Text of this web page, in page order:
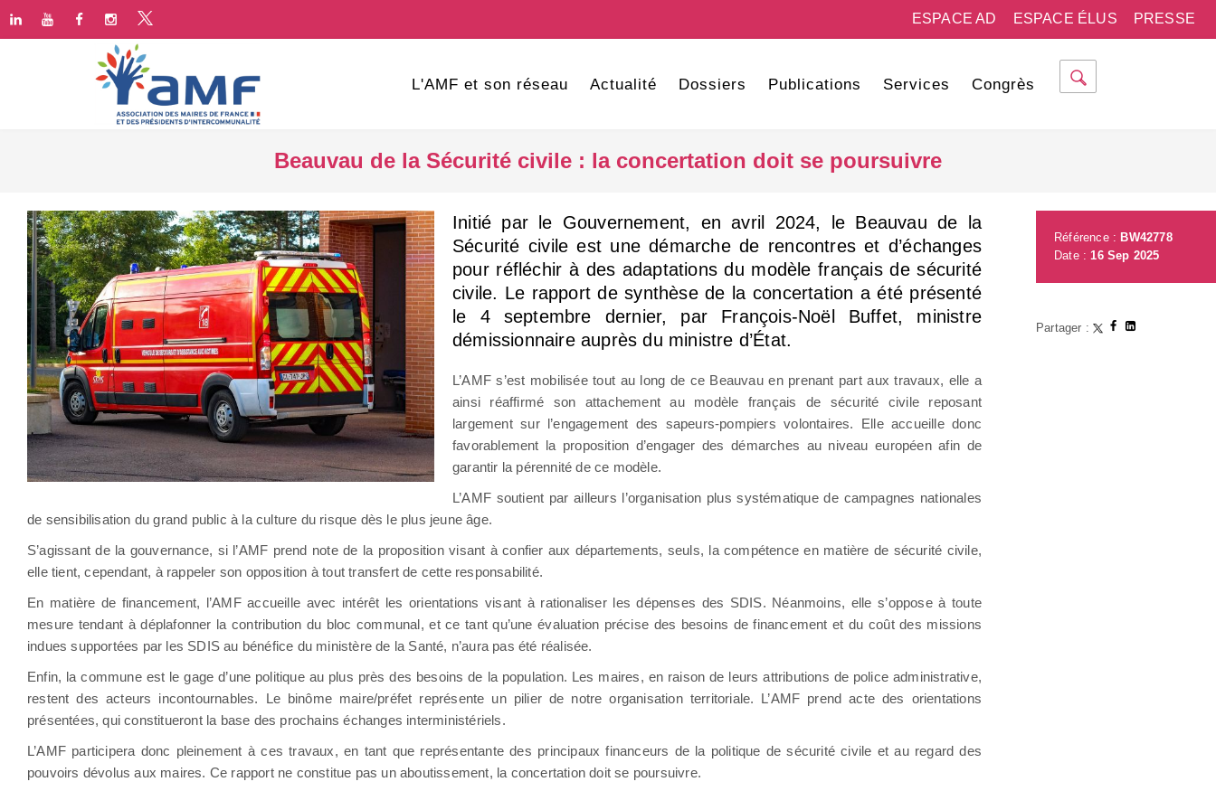
PRESSE
ESPACE ÉLUS
ESPACE AD
L'AMF et son réseau Actualité Dossiers Publications Services Congrès
Beauvau de la Sécurité civile : la concertation doit se poursuivre
Initié par le Gouvernement, en avril 2024, le Beauvau de la
Sécurité civile est une démarche de rencontres et d’échanges
pour réfléchir à des adaptations du modèle français de sécurité
civile. Le rapport de synthèse de la concertation a été présenté
le 4 septembre dernier, par François-Noël Buffet, ministre
démissionnaire auprès du ministre d’État.
L’AMF s’est mobilisée tout au long de ce Beauvau en prenant part aux travaux, elle a
ainsi réaffirmé son attachement au modèle français de sécurité civile reposant
largement sur l’engagement des sapeurs-pompiers volontaires. Elle accueille donc
favorablement la proposition d’engager des démarches au niveau européen afin de
garantir la pérennité de ce modèle.
L’AMF soutient par ailleurs l’organisation plus systématique de campagnes nationales
de sensibilisation du grand public à la culture du risque dès le plus jeune âge.
S’agissant de la gouvernance, si l’AMF prend note de la proposition visant à confier aux départements, seuls, la compétence en matière de sécurité civile,
elle tient, cependant, à rappeler son opposition à tout transfert de cette responsabilité.
En matière de financement, l’AMF accueille avec intérêt les orientations visant à rationaliser les dépenses des SDIS. Néanmoins, elle s’oppose à toute
mesure tendant à déplafonner la contribution du bloc communal, et ce tant qu’une évaluation précise des besoins de financement et du coût des missions
indues supportées par les SDIS au bénéfice du ministère de la Santé, n’aura pas été réalisée.
Enfin, la commune est le gage d’une politique au plus près des besoins de la population. Les maires, en raison de leurs attributions de police administrative,
restent des acteurs incontournables. Le binôme maire/préfet représente un pilier de notre organisation territoriale. L’AMF prend acte des orientations
présentées, qui constitueront la base des prochains échanges interministériels.
L’AMF participera donc pleinement à ces travaux, en tant que représentante des principaux financeurs de la politique de sécurité civile et au regard des
pouvoirs dévolus aux maires. Ce rapport ne constitue pas un aboutissement, la concertation doit se poursuivre.
Référence : BW42778
Date :16 Sep 2025
Partager :